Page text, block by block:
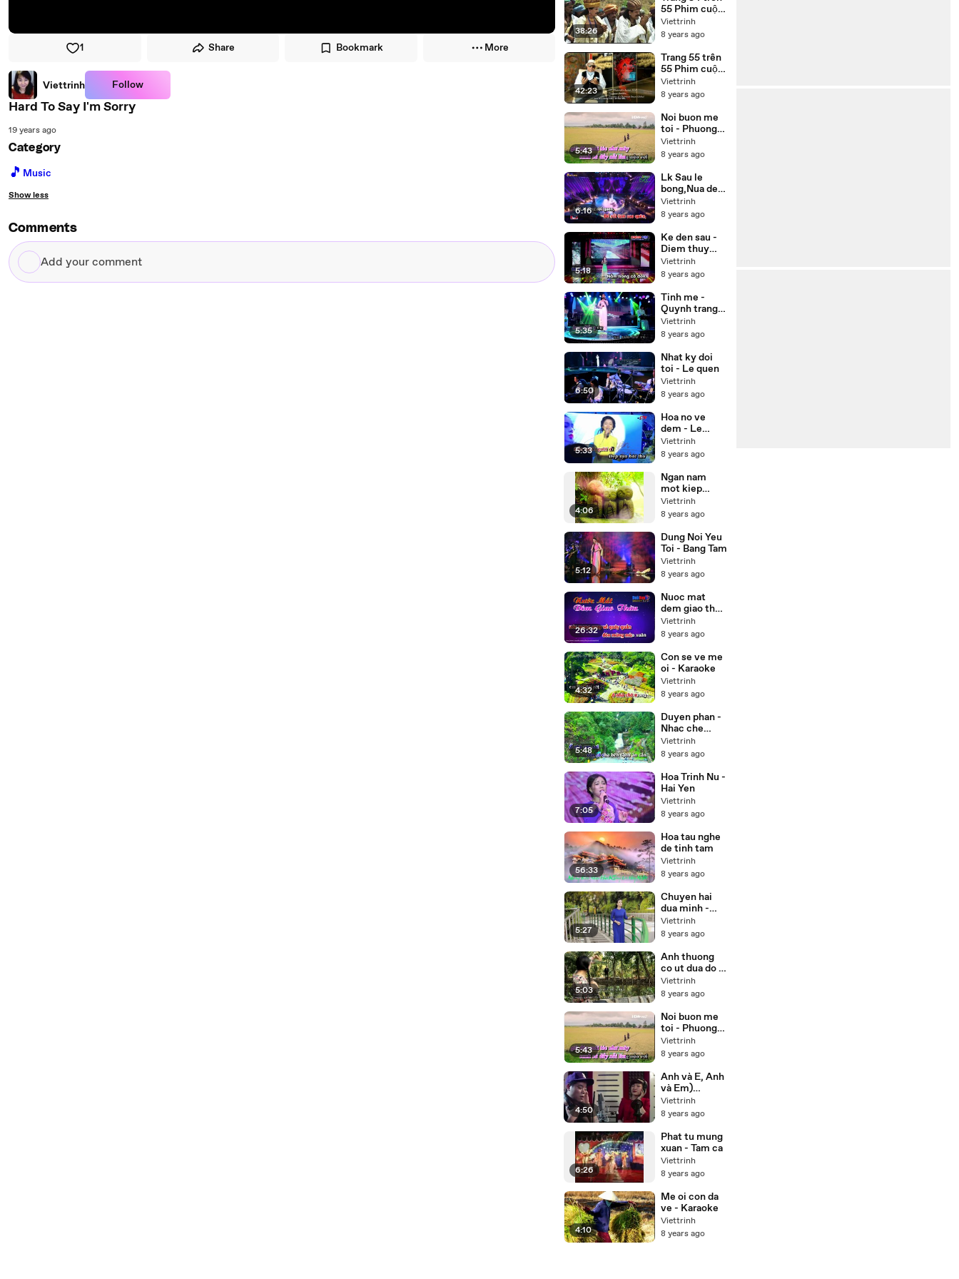
1 Share Bookmark More
Viettrinh Follow
Hard To Say I'm Sorry
19 years ago
Category
🎵 Music
Show less
Comments
Add
your
tiếng
38:26
55 Phim cuộc
đời Đức Phật
Thích Ca
bộ 55 tập lồng
tiếng
Viettrinh
8 years ago
42:23
Trang 55 trên
55 Phim cuộc
đời Đức Phật
Thích Ca
tiếng 55 tập
trọn bộ
Viettrinh
8 years ago
5:43
Noi buon me
toi - Phuong
my chi,Thuy
duong Beat
Viettrinh
8 years ago
6:16
Lk Sau le
bong,Nua dem
ngoai pho -
Cong
nhan Karaoke
Viettrinh
8 years ago
5:18
Ke den sau -
Diem thuy
Karaoke
Viettrinh
8 years ago
5:35
Tinh me -
Quynh trang (
Karaoke Beat
)
Viettrinh
8 years ago
6:50
Nhat ky doi
toi - Le quen
Viettrinh
8 years ago
5:33
Hoa no ve
dem - Le
quyen
Karaoke
Viettrinh
8 years ago
4:06
Ngan nam
mot kiep
nguoi
Viettrinh
8 years ago
5:12
Dung Noi Yeu
Toi - Bang Tam
Viettrinh
8 years ago
26:32
Nuoc mat
dem giao thua
- Karaoke
Viettrinh
8 years ago
4:32
Con se ve me
oi - Karaoke
Viettrinh
8 years ago
5:48
Duyen phan -
Nhac che
(Karaoke)
Viettrinh
8 years ago
7:05
Hoa Trinh Nu -
Hai Yen
Viettrinh
8 years ago
56:33
Hoa tau nghe
de tinh tam
Viettrinh
8 years ago
5:27
Chuyen hai
dua minh -
Duong hong
loan
Viettrinh
8 years ago
5:03
Anh thuong
co ut dua do -
Luu anh
loan,Truong
Viettrinh
8 years ago
5:43
Noi buon me
toi - Phuong
my chi (
karaoke)
Viettrinh
8 years ago
4:50
Anh và E, Anh
và Em)
Valentine
Song 2013 -
Viettrinh
8 years ago
6:26
Phat tu mung
xuan - Tam ca
Viettrinh
8 years ago
4:10
Me oi con da
ve - Karaoke
Viettrinh
8 years ago